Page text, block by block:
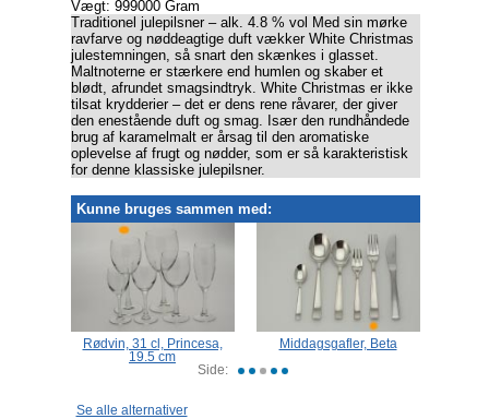
Vægt: 999000 Gram
Traditionel julepilsner – alk. 4.8 % vol Med sin mørke
ravfarve og nøddeagtige duft vækker White Christmas
julestemningen, så snart den skænkes i glasset.
Maltnoterne er stærkere end humlen og skaber et
blødt, afrundet smagsindtryk. White Christmas er ikke
tilsat krydderier – det er dens rene råvarer, der giver
den enestående duft og smag. Især den rundhåndede
brug af karamelmalt er årsag til den aromatiske
oplevelse af frugt og nødder, som er så karakteristisk
for denne klassiske julepilsner.
Kunne bruges sammen med:
Se alle alternativer
Rødvin, 31 cl, Princesa,
19.5 cm
Middagsgafler, Beta
Side: